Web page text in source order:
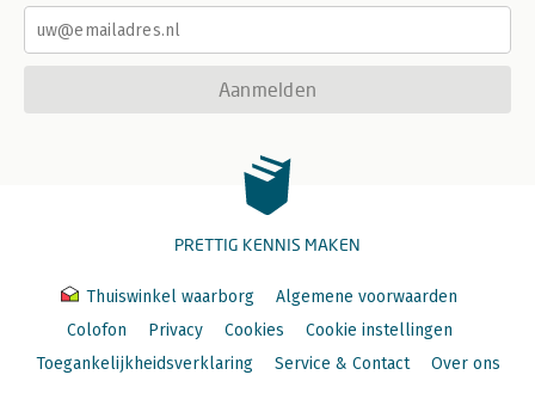
Aanmelden
PRETTIG KENNIS MAKEN
Thuiswinkel waarborg
Algemene voorwaarden
Colofon
Privacy Cookies
Cookie instellingen
Toegankelijkheidsverklaring
Service & Contact Over ons